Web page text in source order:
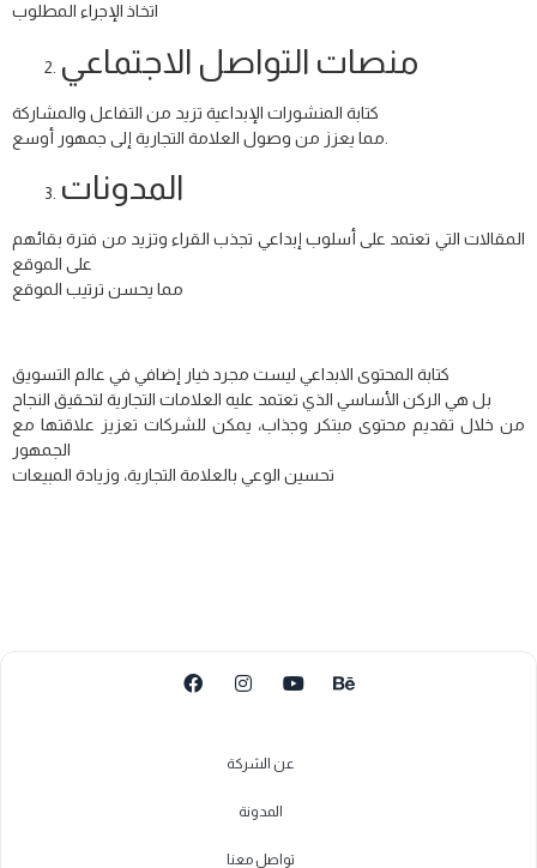
اتخاذ الإجراء المطلوب
منصات التواصل الاجتماعي
كتابة المنشورات الإبداعية تزيد من التفاعل والمشاركة
المدونات
المقالات التي تعتمد على أسلوب إبداعي تجذب القراء وتزيد من فترة بقائهم
على الموقع
مما يحسن ترتيب الموقع
كتابة المحتوى الابداعي ليست مجرد خيار إضافي في عالم التسويق
بل هي الركن الأساسي الذي تعتمد عليه العلامات التجارية لتحقيق النجاح
من خلال تقديم محتوى مبتكر وجذاب، يمكن للشركات تعزيز علاقتها مع
الجمهور
تحسين الوعي بالعلامة التجارية، وزيادة المبيعات
عن الشركة
المدونة
تواصل معنا